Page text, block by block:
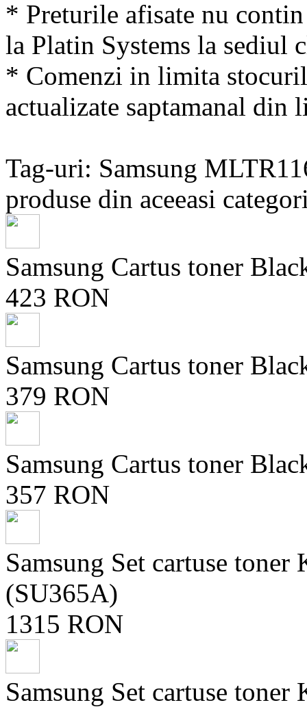
* Preturile afisate nu
la Platin Systems la sediul
* Comenzi in limita
actualizate saptamanal
Tag-uri: Samsung
produse din aceeasi
Samsung Cartus toner
423 RON
Samsung Cartus toner
379 RON
Samsung Cartus toner
357 RON
Samsung Set cartuse
(SU365A)
1315 RON
Samsung Set cartuse